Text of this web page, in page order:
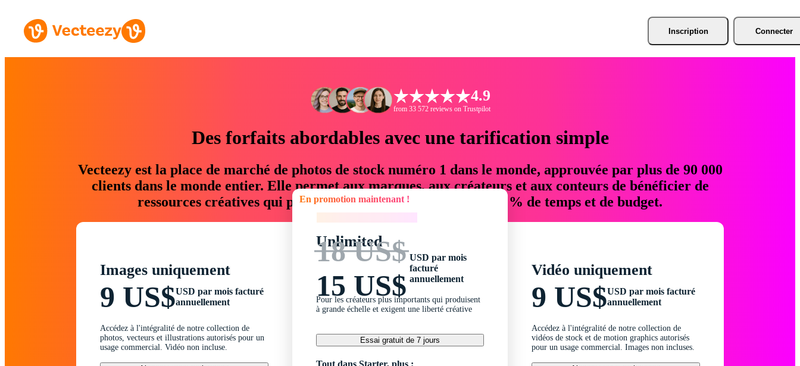
Inscription Connecter
4.9
from 33 572 reviews on Trustpilot
Des forfaits abordables avec une tarification simple
Vecteezy est la place de marché de photos de stock numéro 1 dans le monde, approuvée par plus de 90 000
clients dans le monde entier. Elle permet aux marques, aux créateurs et aux conteurs de bénéficier de
ressources créatives qui permettent d'économiser jusqu'à 76 % de temps et de budget.
Images uniquement
9 US$USD par mois facturé
annuellement
Accédez à l'intégralité de notre collection de
photos, vecteurs et illustrations autorisés pour un
usage commercial. Vidéo non incluse.
En promotion maintenant !
Unlimited
18 US$
15 US$
USD par mois
facturé
annuellement
Pour les créateurs plus importants qui produisent
à grande échelle et exigent une liberté créative
Essai gratuit de 7 jours
Tout dans Starter, plus :
Vidéo uniquement
9 US$USD par mois facturé
annuellement
Accédez à l'intégralité de notre collection de
vidéos de stock et de motion graphics autorisés
pour un usage commercial. Images non incluses.